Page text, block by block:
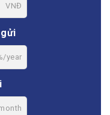
VNĐ
year